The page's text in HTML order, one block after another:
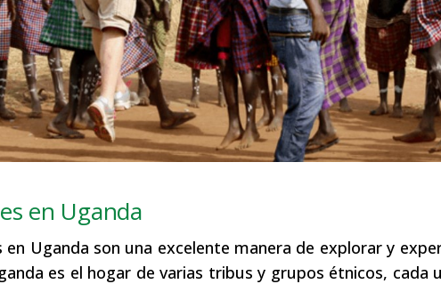
en Uganda
Uganda son una excelente manera de explorar y
es el hogar de varias tribus y grupos étnicos, cada